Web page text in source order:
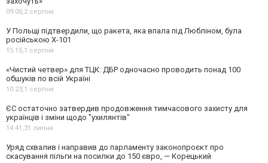
09:00,2 серпня
У Польщі підтвердили, що ракета, яка впала під Любліном, була
російською Х-101
15:15,1 серпня
«Чистий четвер» для ТЦК: ДБР одночасно проводить понад 100
обшуків по всій Україні
10:23,1 серпня
ЄС остаточно затвердив продовження тимчасового захисту для
українців і зміни щодо "ухилянтів"
14:41,31 липня
Уряд схвалив і направив до парламенту законопроєкт про
скасування пільги на посилки до 150 євро, — Корецький